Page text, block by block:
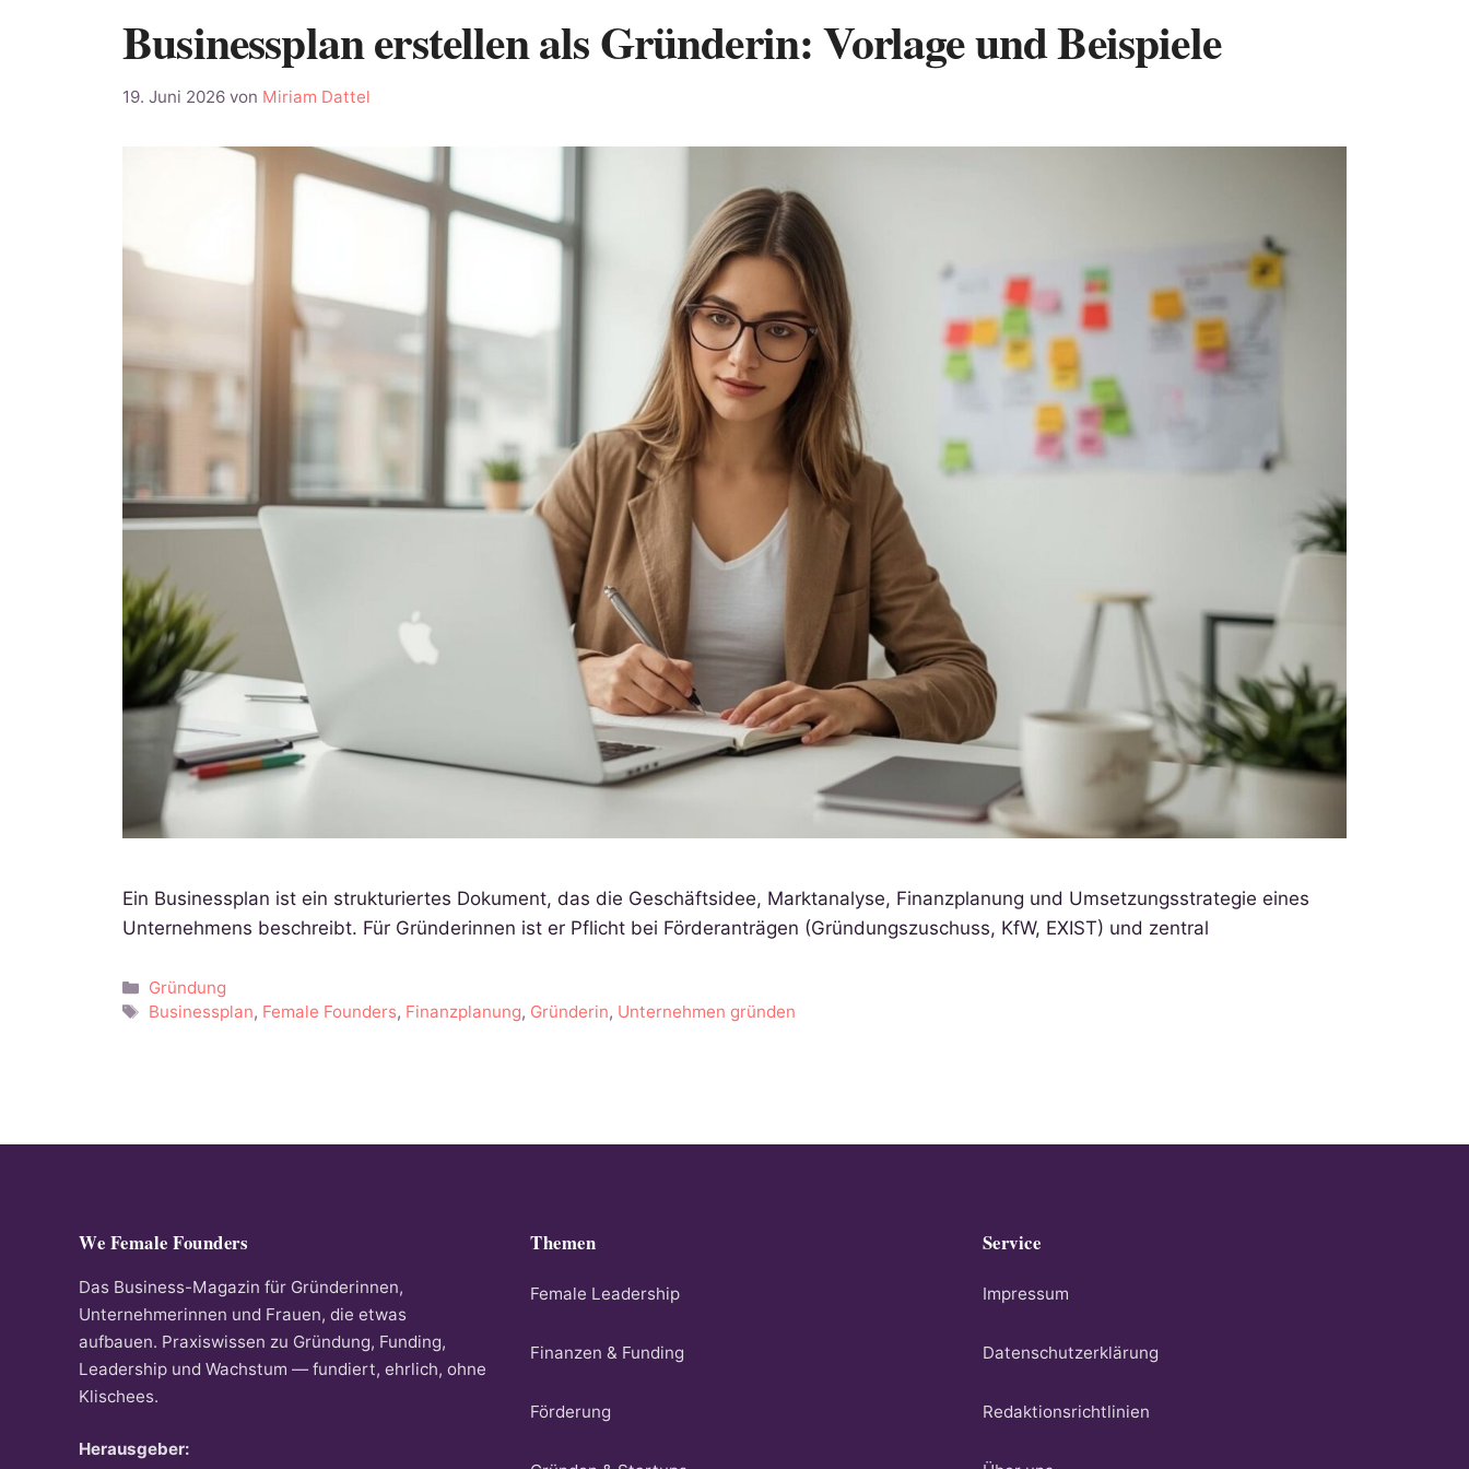
Businessplan erstellen als Gründerin: Vorlage und Beispiele
19. Juni 2026 von Miriam Dattel
Ein Businessplan ist ein strukturiertes Dokument, das die Geschäftsidee, Marktanalyse, Finanzplanung und Umsetzungsstrategie eines
Unternehmens beschreibt. Für Gründerinnen ist er Pflicht bei Förderanträgen (Gründungszuschuss, KfW, EXIST) und zentral
Kategorien
Gründung
Schlagwörter
Businessplan, Female Founders, Finanzplanung, Gründerin, Unternehmen gründen
We Female Founders
Das Business-Magazin für Gründerinnen,
Unternehmerinnen und Frauen, die etwas
aufbauen. Praxiswissen zu Gründung, Funding,
Leadership und Wachstum — fundiert, ehrlich, ohne
Klischees.
Herausgeber:
Themen
Female Leadership
Finanzen & Funding
Förderung
Service
Impressum
Datenschutzerklärung
Redaktionsrichtlinien